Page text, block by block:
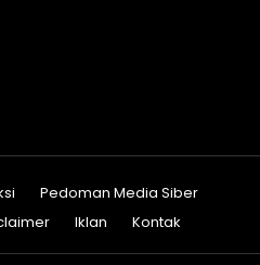
Pedoman Media Siber
Iklan Kontak